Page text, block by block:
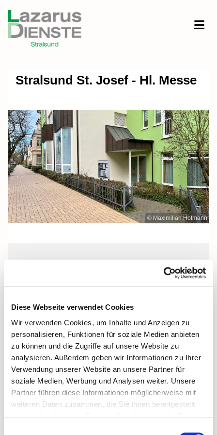
Diese Webseite verwendet Cookies
Wir verwenden Cookies, um Inhalte und Anzeigen zu
personalisieren, Funktionen für soziale Medien anbieten
zu können und die Zugriffe auf unsere Website zu
analysieren. Außerdem geben wir Informationen zu Ihrer
Verwendung unserer Website an unsere Partner für
soziale Medien, Werbung und Analysen weiter. Unsere
Partner führen diese Informationen möglicherweise mit
weiteren Daten zusammen, die Sie ihnen bereitgestellt
Stralsund St. Josef - Hl. Messe
© Maximilian Hofmann
Samstag, 4. Dezember 2027, 18:00
Uhr
St. Josef, Stralsund, Jungfernstieg 3A,
18437 Stralsund